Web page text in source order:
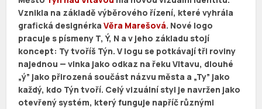
Vznikla na základě výběrového řízení, které vyhrála
grafická designérkaVěra Marešová. Nové logo
pracuje s písmeny T, Ý, N a v jeho základu stojí
koncept: Ty tvoříš Týn. V logu se potkávají tři roviny
najednou — vlnka jako odkaz na řeku Vltavu, dlouhé
„ý” jako přirozená součást názvu města a „Ty” jako
každý, kdo Týn tvoří. Celý vizuální styl je navržen jako
otevřený systém, který funguje napříč různými